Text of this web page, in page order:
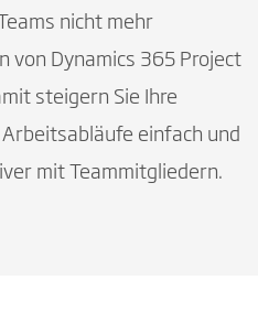
nicht mehr
von Dynamics 365 Project
steigern Sie Ihre
einfach und
mit Teammitgliedern.